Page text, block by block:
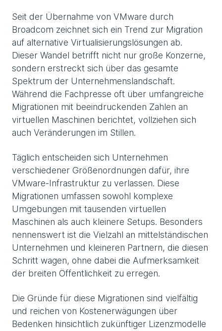
Seit der Übernahme von VMware durch
Broadcom zeichnet sich ein Trend zur Migration
auf alternative Virtualisierungslösungen ab.
Dieser Wandel betrifft nicht nur große Konzerne,
sondern erstreckt sich über das gesamte
Spektrum der Unternehmenslandschaft.
Während die Fachpresse oft über umfangreiche
Migrationen mit beeindruckenden Zahlen an
virtuellen Maschinen berichtet, vollziehen sich
auch Veränderungen im Stillen.
Täglich entscheiden sich Unternehmen
verschiedener Größenordnungen dafür, ihre
VMware-Infrastruktur zu verlassen. Diese
Migrationen umfassen sowohl komplexe
Umgebungen mit tausenden virtuellen
Maschinen als auch kleinere Setups. Besonders
nennenswert ist die Vielzahl an mittelständischen
Unternehmen und kleineren Partnern, die diesen
Schritt wagen, ohne dabei die Aufmerksamkeit
der breiten Öffentlichkeit zu erregen.
Die Gründe für diese Migrationen sind vielfältig
und reichen von Kostenerwägungen über
Bedenken hinsichtlich zukünftiger Lizenzmodelle